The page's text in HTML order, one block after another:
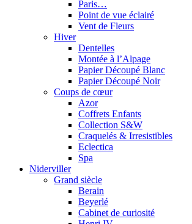
Paris…
Point de vue éclairé
Vent de Fleurs
Hiver
Dentelles
Montée à l’Alpage
Papier Découpé Blanc
Papier Découpé Noir
Coups de cœur
Azor
Coffrets Enfants
Collection S&W
Craquelés & Irresistibles
Eclectica
Spa
Niderviller
Grand siècle
Berain
Beyerlé
Cabinet de curiosité